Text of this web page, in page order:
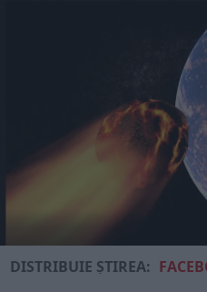
DISTRIBUIE ȘTIREA: